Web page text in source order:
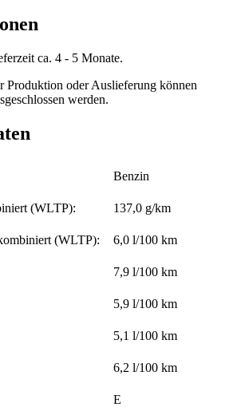
ca. 4 - 5 Monate.
Produktion oder Auslieferung können
werden.
Benzin
(WLTP): 137,0 g/km
(WLTP): 6,0 l/100 km
7,9 l/100 km
5,9 l/100 km
5,1 l/100 km
6,2 l/100 km
E